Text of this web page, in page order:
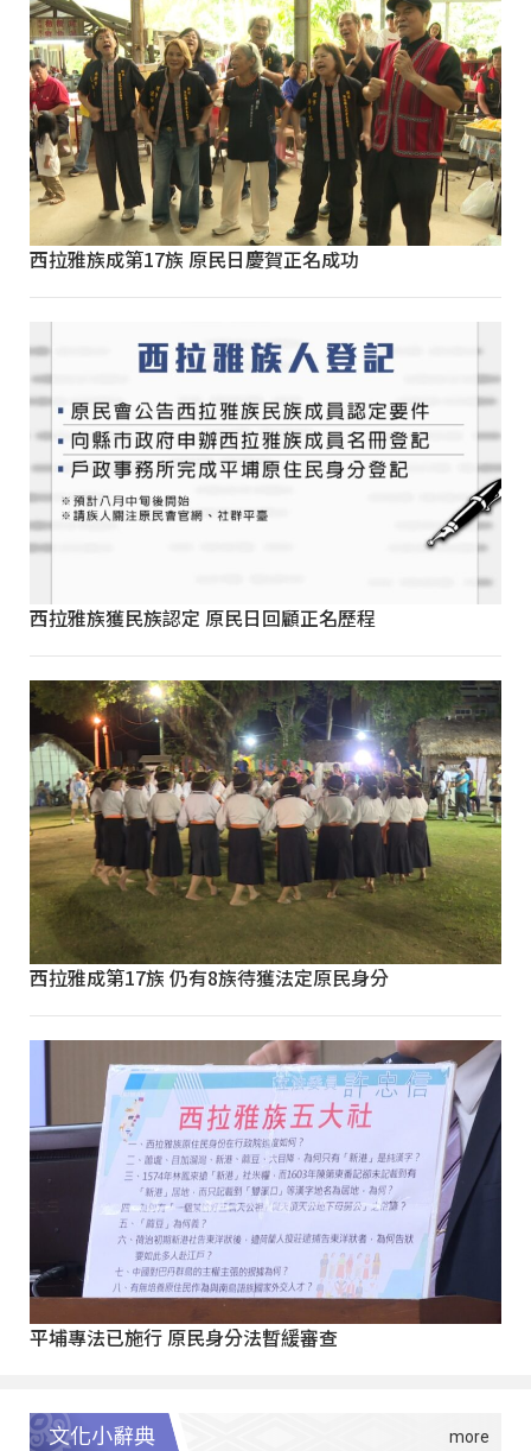
西拉雅族成第17族 原民日慶賀正名成功
西拉雅族獲民族認定 原民日回顧正名歷程
西拉雅成第17族 仍有8族待獲法定原民身分
平埔專法已施行 原民身分法暫緩審查
文化小辭典